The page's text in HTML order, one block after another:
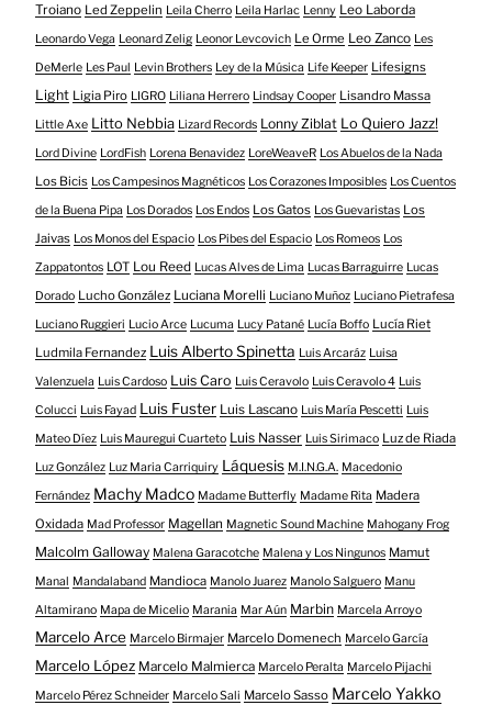
Troiano Led Zeppelin Leila Cherro Leila Harlac Lenny Leo Laborda
Leonardo Vega Leonard Zelig Leonor Levcovich Le Orme Leo Zanco Les
DeMerle Les Paul Levin Brothers Ley de la Música Life Keeper Lifesigns
Light Ligia Piro LIGRO Liliana Herrero Lindsay Cooper Lisandro Massa
Little Axe Litto Nebbia Lizard Records Lonny Ziblat Lo Quiero Jazz!
Lord Divine LordFish Lorena Benavidez LoreWeaveR Los Abuelos de la Nada
Los Bicis Los Campesinos Magnéticos Los Corazones Imposibles Los Cuentos
de la Buena Pipa Los Dorados Los Endos Los Gatos Los Guevaristas Los
Jaivas Los Monos del Espacio Los Pibes del Espacio Los Romeos Los
Zappatontos LOT Lou Reed Lucas Alves de Lima Lucas Barraguirre Lucas
Dorado Lucho González Luciana Morelli Luciano Muñoz Luciano Pietrafesa
Luciano Ruggieri Lucio Arce Lucuma Lucy Patané Lucía Boffo Lucía Riet
Ludmila Fernandez Luis Alberto Spinetta Luis Arcaráz Luisa
Valenzuela Luis Cardoso Luis Caro Luis Ceravolo Luis Ceravolo 4 Luis
Colucci Luis Fayad Luis Fuster Luis Lascano Luis María Pescetti Luis
Mateo Díez Luis Mauregui Cuarteto Luis Nasser Luis Sirimaco Luz de Riada
Luz González Luz Maria Carriquiry Láquesis M.I.N.G.A. Macedonio
Fernández Machy Madco Madame Butterfly Madame Rita Madera
Oxidada Mad Professor Magellan Magnetic Sound Machine Mahogany Frog
Malcolm Galloway Malena Garacotche Malena y Los Ningunos Mamut
Manal Mandalaband Mandioca Manolo Juarez Manolo Salguero Manu
Altamirano Mapa de Micelio Marania Mar Aún Marbin Marcela Arroyo
Marcelo Arce Marcelo Birmajer Marcelo Domenech Marcelo García
Marcelo López Marcelo Malmierca Marcelo Peralta Marcelo Pijachi
Marcelo Pérez Schneider Marcelo Sali Marcelo Sasso Marcelo Yakko